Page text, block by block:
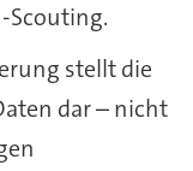
Scouting.
stellt die
dar – nicht